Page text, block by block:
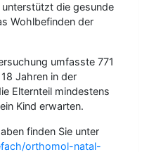
die gesunde
Wohlbefinden der
umfasste 771
Jahren in der
Elternteil mindestens
Kind erwarten.
finden Sie unter
orthomol-natal-